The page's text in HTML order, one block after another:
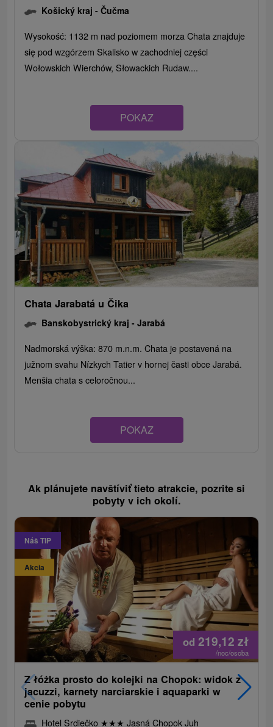
Košický kraj -Čučma
Wysokość: 1132 m nad poziomem morza Chata znajduje
się pod wzgórzem Skalisko w zachodniej części
Wołowskich Wierchów, Słowackich Rudaw....
POKAZ
Chata Jarabatá u Čika
Banskobystrický kraj -Jarabá
Nadmorská výška: 870 m.n.m. Chata je postavená na
južnom svahu Nízkych Tatier v hornej časti obce Jarabá.
Menšia chata s celoročnou...
POKAZ
Ak plánujete navštíviť tieto atrakcie, pozrite si
pobyty v ich okolí.
Náš TIP
Akcia
od 219,12zł
/noc/osoba
Z łóżka prosto do kolejki na Chopok: widok z
jacuzzi, karnety narciarskie i aquaparki w
cenie pobytu
Hotel Srdiečko ★★★ Jasná Chopok Juh